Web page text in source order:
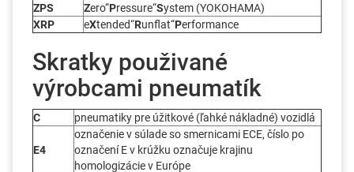
ZPS
Zero“Pressure“System (YOKOHAMA)
XRP
eXtended“Runflat“Performance
Skratky použivané
výrobcami pneumatík
C pneumatiky pre úžitkové (ľahké nákladné) vozidlá
E4
označenie v súlade so smernicami ECE, číslo po
označení E v krúžku označuje krajinu
homologizácie v Európe